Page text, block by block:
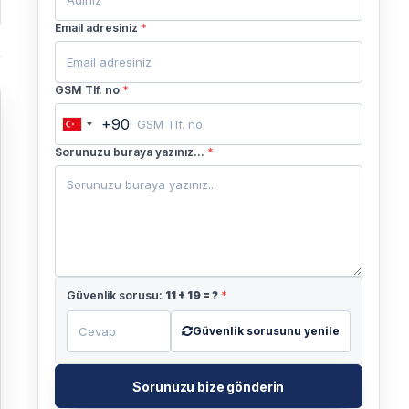
Email adresiniz *
GSM Tlf. no *
Turkey
+90
+90
Sorunuzu buraya yazınız... *
Güvenlik sorusu: 11+ 19= ? *
Güvenlik sorusunu yenile
Sorunuzu bize gönderin